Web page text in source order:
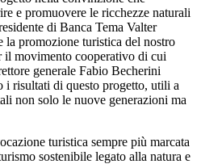
e promuovere le ricchezze naturali
di Banca Tema Valter
promozione turistica del nostro
il movimento cooperativo di cui
generale Fabio Becherini
i risultati di questo progetto, utili a
non solo le nuove generazioni ma
turistica sempre più marcata
sostenibile legato alla natura e